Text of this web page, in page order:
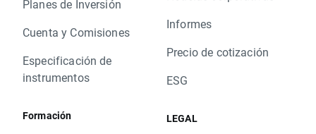
Planes de Inversión
Cuenta y Comisiones
Especificación de
instrumentos
Formación
Informes
Precio de cotización
ESG
LEGAL